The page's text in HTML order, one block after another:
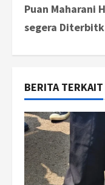
o
n
a
v
i
Puan Maharani
segera
BERITA TERKAIT